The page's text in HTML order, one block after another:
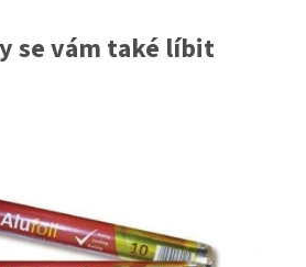
se vám také líbit